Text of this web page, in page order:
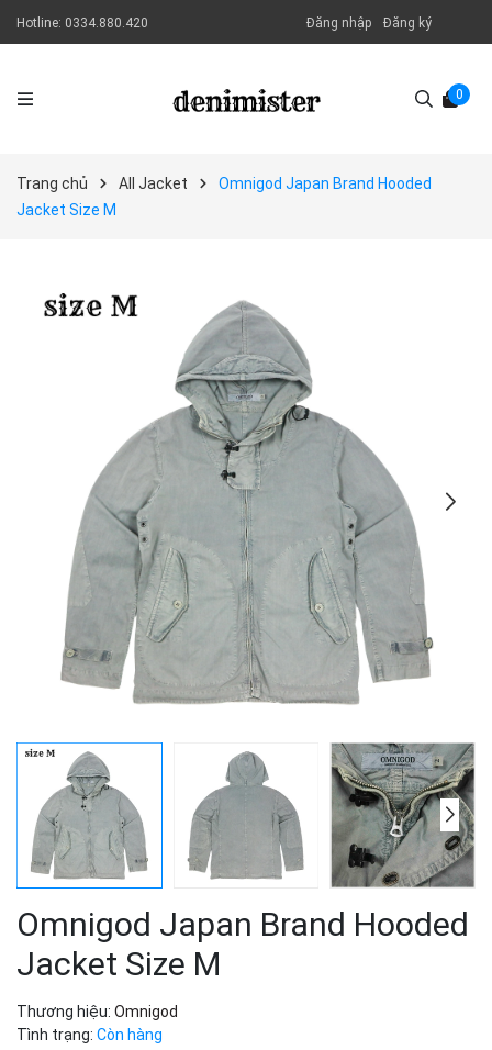
Hotline: 0334.880.420 Đăng nhập Đăng ký
0
Trang chủ All Jacket
Omnigod Japan Brand Hooded
Jacket Size M
Omnigod Japan Brand Hooded
Jacket Size M
Thương hiệu: Omnigod
Tình trạng: Còn hàng